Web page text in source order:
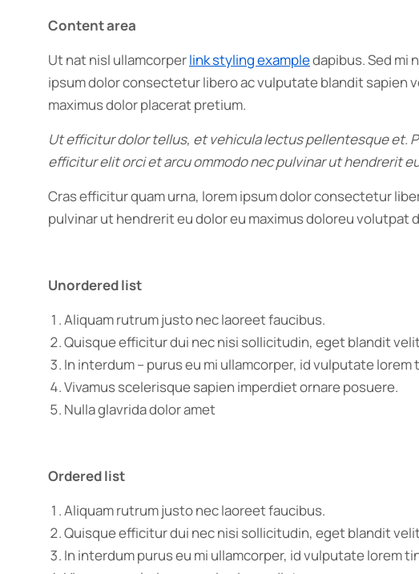
Content area
Ut nat nisl ullamcorperlink styling exampledapibus. Sed mi
ipsum dolor consectetur libero ac vulputate blandit sapien
maximus dolor placerat pretium.
Ut efficitur dolor tellus, et vehicula lectus pellentesque et.
efficitur elit orci et arcu ommodo nec pulvinar ut hendrerit
Cras efficitur quam urna, lorem ipsum dolor consectetur
pulvinar ut hendrerit eu dolor eu maximus doloreu volutpat
Unordered list
Aliquam rutrum justo nec laoreet faucibus.
Quisque efficitur dui nec nisi sollicitudin, eget blandit
In interdum – purus eu mi ullamcorper, id vulputate lorem
Vivamus scelerisque sapien imperdiet ornare posuere.
Nulla glavrida dolor amet
Ordered list
Aliquam rutrum justo nec laoreet faucibus.
Quisque efficitur dui nec nisi sollicitudin, eget blandit
In interdum purus eu mi ullamcorper, id vulputate lorem